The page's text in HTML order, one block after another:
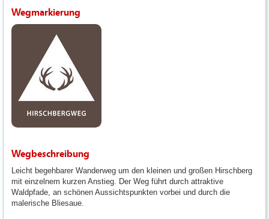
Wegmarkierung
Wegbeschreibung
Leicht begehbarer Wanderweg um den kleinen und großen Hirschberg
mit einzelnem kurzen Anstieg. Der Weg führt durch attraktive
Waldpfade, an schönen Aussichtspunkten vorbei und durch die
malerische Bliesaue.